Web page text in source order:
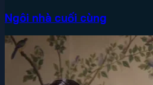
Ngôi nhà cuối cùng